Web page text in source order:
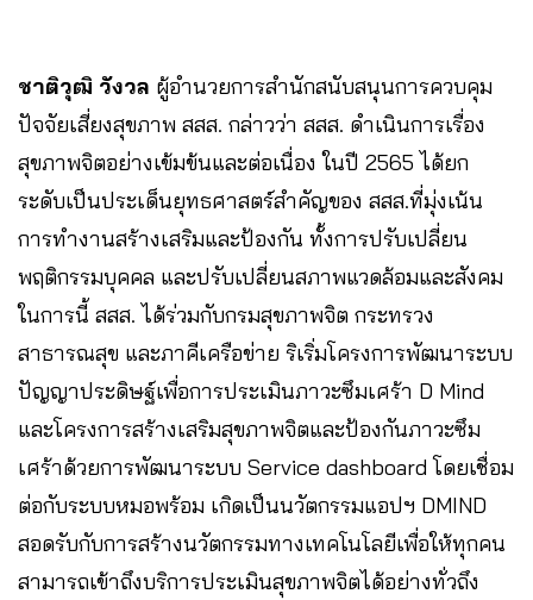
ชาติวุฒิ วังวล ผู้อำนวยการสำนักสนับสนุนการควบคุม
ปัจจัยเสี่ยงสุขภาพ สสส. กล่าวว่า สสส. ดำเนินการเรื่อง
สุขภาพจิตอย่างเข้มข้นและต่อเนื่อง ในปี 2565 ได้ยก
ระดับเป็นประเด็นยุทธศาสตร์สำคัญของ สสส.ที่มุ่งเน้น
การทำงานสร้างเสริมและป้องกัน ทั้งการปรับเปลี่ยน
พฤติกรรมบุคคล และปรับเปลี่ยนสภาพแวดล้อมและสังคม
ในการนี้ สสส. ได้ร่วมกับกรมสุขภาพจิต กระทรวง
สาธารณสุข และภาคีเครือข่าย ริเริ่มโครงการพัฒนาระบบ
ปัญญาประดิษฐ์เพื่อการประเมินภาวะซึมเศร้า D Mind
และโครงการสร้างเสริมสุขภาพจิตและป้องกันภาวะซึม
เศร้าด้วยการพัฒนาระบบ Service dashboard โดยเชื่อม
ต่อกับระบบหมอพร้อม เกิดเป็นนวัตกรรมแอปฯ DMIND
สอดรับกับการสร้างนวัตกรรมทางเทคโนโลยีเพื่อให้ทุกคน
สามารถเข้าถึงบริการประเมินสุขภาพจิตได้อย่างทั่วถึง